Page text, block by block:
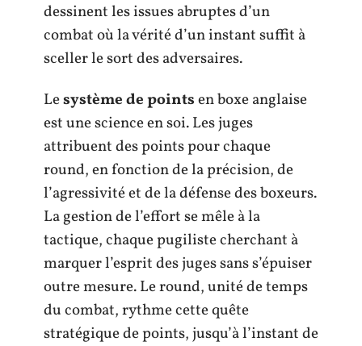
dessinent les issues abruptes d’un
combat où la vérité d’un instant suffit à
sceller le sort des adversaires.
Lesystème de pointsen boxe anglaise
est une science en soi. Les juges
attribuent des points pour chaque
round, en fonction de la précision, de
l’agressivité et de la défense des boxeurs.
La gestion de l’effort se mêle à la
tactique, chaque pugiliste cherchant à
marquer l’esprit des juges sans s’épuiser
outre mesure. Le round, unité de temps
du combat, rythme cette quête
stratégique de points, jusqu’à l’instant de